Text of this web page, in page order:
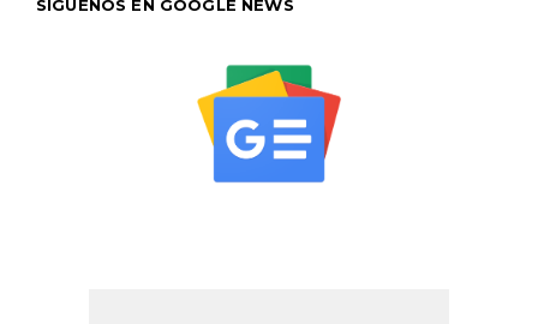
SÍGUENOS EN GOOGLE NEWS